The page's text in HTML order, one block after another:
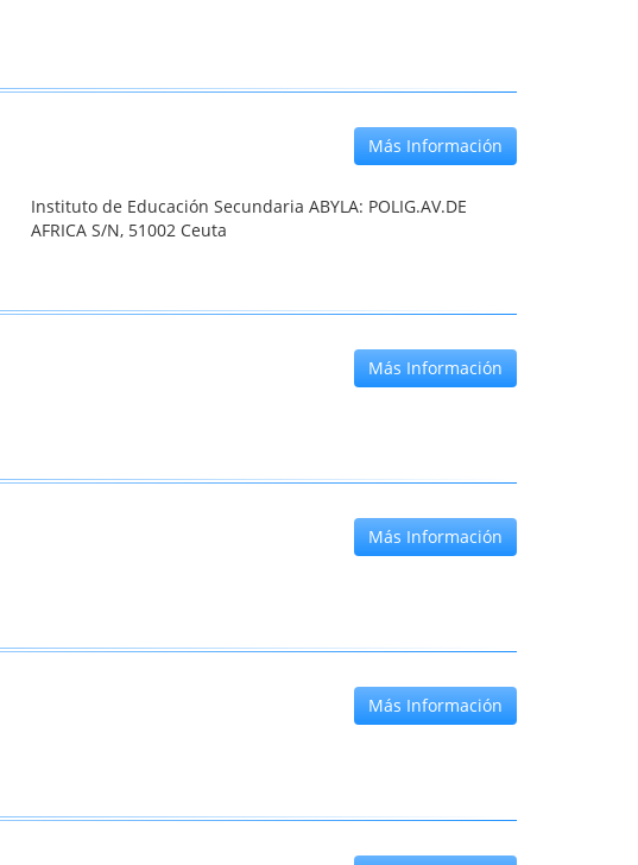
Más Información
Instituto de Educación Secundaria ABYLA: POLIG.AV.DE
AFRICA S/N, 51002 Ceuta
Más Información
Más Información
Más Información